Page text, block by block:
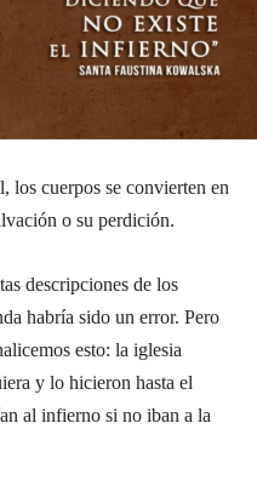
los cuerpos se convierten en
o su perdición.
descripciones de los
habría sido un error. Pero
esto: la iglesia
y lo hicieron hasta el
al infierno si no iban a la